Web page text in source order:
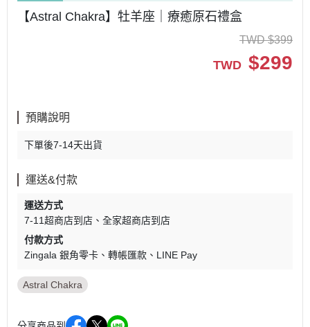
【Astral Chakra】牡羊座｜療癒原石禮盒
TWD $399
TWD $299
預購說明
下單後7-14天出貨
運送&付款
運送方式
7-11超商店到店
全家超商店到店
付款方式
Zingala 銀角零卡
轉帳匯款 LINE Pay
Astral Chakra